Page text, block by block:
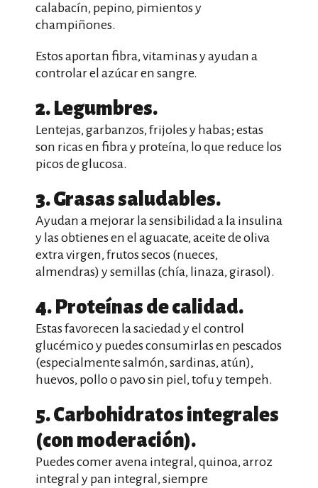
calabacín, pepino, pimientos y
champiñones.
Estos aportan fibra, vitaminas y ayudan a
controlar el azúcar en sangre.
2. Legumbres.
Lentejas, garbanzos, frijoles y habas; estas
son ricas en fibra y proteína, lo que reduce los
picos de glucosa.
3. Grasas saludables.
Ayudan a mejorar la sensibilidad a la insulina
y las obtienes en el aguacate, aceite de oliva
extra virgen, frutos secos (nueces,
almendras) y semillas (chía, linaza, girasol).
4. Proteínas de calidad.
Estas favorecen la saciedad y el control
glucémico y puedes consumirlas en pescados
(especialmente salmón, sardinas, atún),
huevos, pollo o pavo sin piel, tofu y tempeh.
5. Carbohidratos integrales
(con moderación).
Puedes comer avena integral, quinoa, arroz
integral y pan integral, siempre